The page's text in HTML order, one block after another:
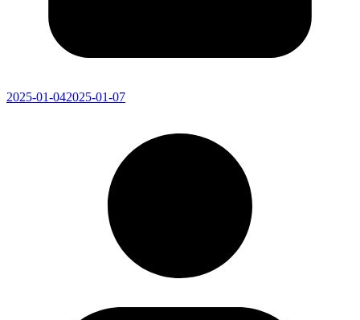
2025-01-042025-01-07